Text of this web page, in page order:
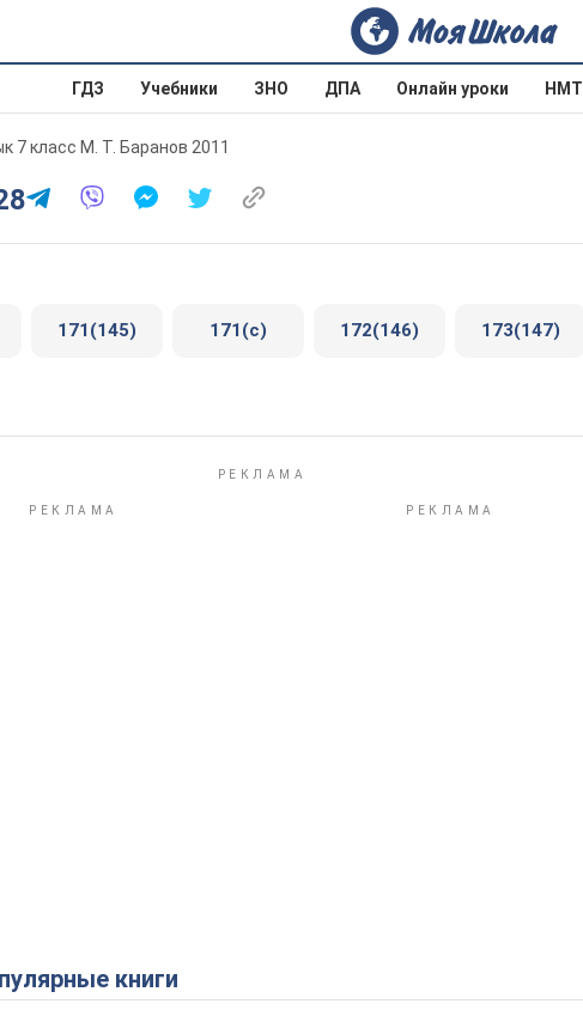
ГДЗ Учебники ЗНО ДПА Онлайн уроки НМТ
7 класс М. Т. Баранов 2011
171(145) 171(с) 172(146) 173(147)
книги